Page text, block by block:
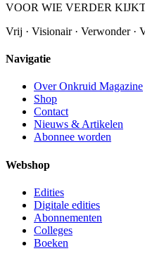
VOOR WIE VERDER
Vrij · Visionair · Verwonder ·
Navigatie
Over Onkruid Magazine
Shop
Contact
Nieuws & Artikelen
Abonnee worden
Webshop
Edities
Digitale edities
Abonnementen
Colleges
Boeken